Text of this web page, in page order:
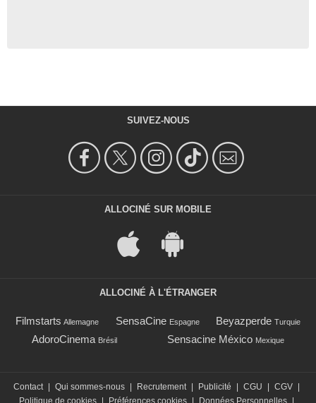
SUIVEZ-NOUS
ALLOCINÉ SUR MOBILE
ALLOCINÉ À L'ÉTRANGER
Filmstarts Allemagne SensaCine Espagne Beyazperde Turquie
AdoroCinema Brésil Sensacine México Mexique
Contact Qui sommes-nous Recrutement Publicité CGU CGV
Politique de cookies
Préférences cookies Données Personnelles